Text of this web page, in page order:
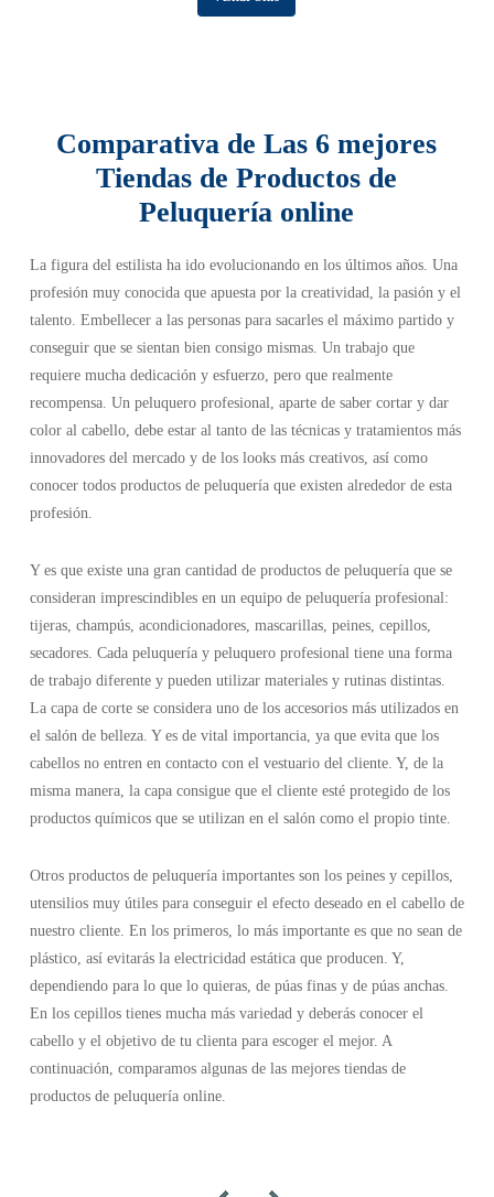
Comparativa de Las 6 mejores
Tiendas de Productos de
Peluquería online
La figura del estilista ha ido evolucionando en los últimos años. Una
profesión muy conocida que apuesta por la creatividad, la pasión y el
talento. Embellecer a las personas para sacarles el máximo partido y
conseguir que se sientan bien consigo mismas. Un trabajo que
requiere mucha dedicación y esfuerzo, pero que realmente
recompensa. Un peluquero profesional, aparte de saber cortar y dar
color al cabello, debe estar al tanto de las técnicas y tratamientos más
innovadores del mercado y de los looks más creativos, así como
conocer todos productos de peluquería que existen alrededor de esta
profesión.
Y es que existe una gran cantidad de productos de peluquería que se
consideran imprescindibles en un equipo de peluquería profesional:
tijeras, champús, acondicionadores, mascarillas, peines, cepillos,
secadores. Cada peluquería y peluquero profesional tiene una forma
de trabajo diferente y pueden utilizar materiales y rutinas distintas.
La capa de corte se considera uno de los accesorios más utilizados en
el salón de belleza. Y es de vital importancia, ya que evita que los
cabellos no entren en contacto con el vestuario del cliente. Y, de la
misma manera, la capa consigue que el cliente esté protegido de los
productos químicos que se utilizan en el salón como el propio tinte.
Otros productos de peluquería importantes son los peines y cepillos,
utensilios muy útiles para conseguir el efecto deseado en el cabello de
nuestro cliente. En los primeros, lo más importante es que no sean de
plástico, así evitarás la electricidad estática que producen. Y,
dependiendo para lo que lo quieras, de púas finas y de púas anchas.
En los cepillos tienes mucha más variedad y deberás conocer el
cabello y el objetivo de tu clienta para escoger el mejor. A
continuación, comparamos algunas de las mejores tiendas de
productos de peluquería online.